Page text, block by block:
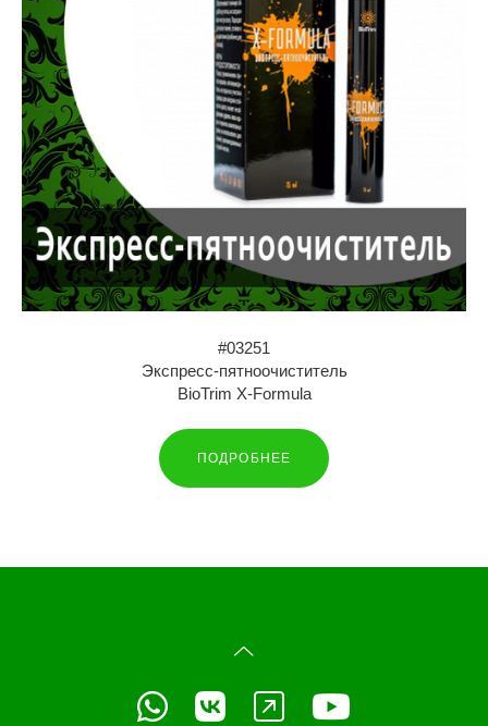
#03251
Экспресс-пятноочиститель
BioTrim X-Formula
ПОДРОБНЕЕ